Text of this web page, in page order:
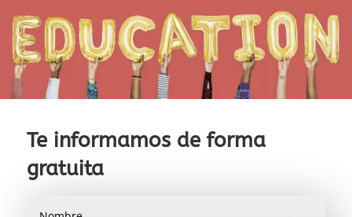
Te informamos de forma
gratuita